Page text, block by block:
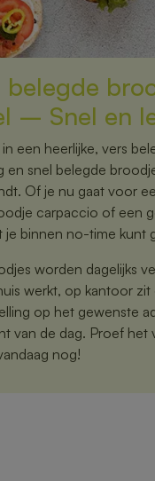
belegde
– Snel en
in een heerlijke, vers
en snel belegde
Of je nu gaat voor
carpaccio of een
je binnen no-time kunt
worden dagelijks
werkt, op kantoor
op het gewenste
van de dag. Proef
nog!